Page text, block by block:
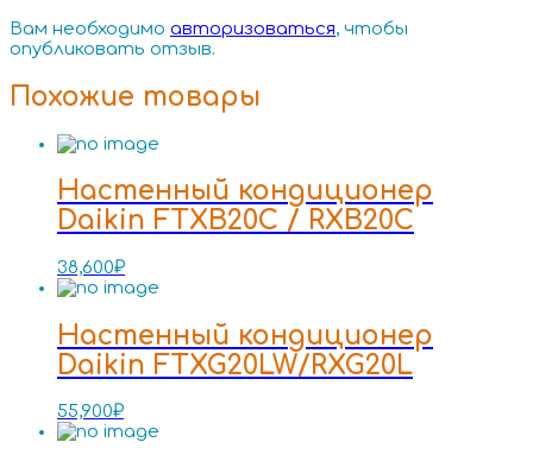
Вам необходимо авторизоваться, чтобы
опубликовать отзыв.
Похожие товары
Настенный кондиционер
Daikin FTXB20C / RXB20C
38,600₽
Настенный кондиционер
Daikin FTXG20LW/RXG20L
55,900₽